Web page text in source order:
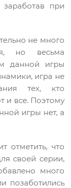
заработав при
не много
но весьма
данной игры
игра не
тех, кто
и все. Поэтому
игры нет, а
отметить, что
своей серии,
много
позаботились